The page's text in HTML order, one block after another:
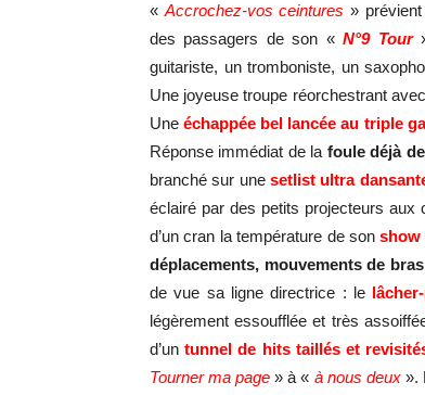
« Accrochez-vos ceintures »
des passagers de son «N°9 Tour
guitariste, un tromboniste, un
Une joyeuse troupe réorchestrant
Uneéchappée bel lancée au triple
Réponse immédiat de la foule déjà
branché sur unesetlist ultra
éclairé par des petits projecteurs aux
d’un cran la température de sonshow
déplacements, mouvements de
de vue sa ligne directrice : le
légèrement essoufflée et très
d’untunnel de hits taillés et
Tourner ma page » à « à nous deux ».